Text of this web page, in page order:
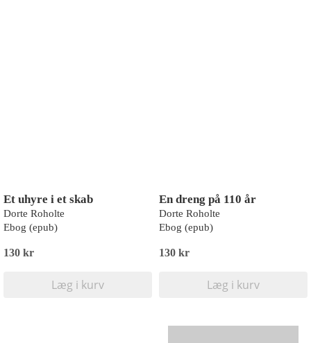
Et uhyre i et skab
Dorte Roholte
Ebog (epub)
130 kr
Læg i kurv
En dreng på 110 år
Dorte Roholte
Ebog (epub)
130 kr
Læg i kurv